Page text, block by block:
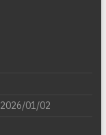
2026/01/02